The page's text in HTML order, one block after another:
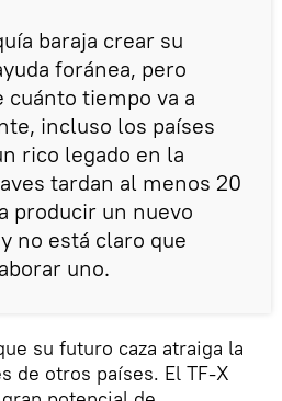
baraja crear su
foránea, pero
cuánto tiempo va a
incluso los países
rico legado en la
tardan al menos 20
producir un nuevo
no está claro que
uno.
su futuro caza atraiga la
de otros países. El TF-X